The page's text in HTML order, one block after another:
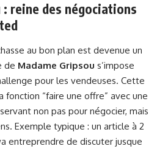
: reine des négociations
au bon plan est devenue un
de Madame Gripsou s’impose
pour les vendeuses. Cette
fonction “faire une offre” avec une
non pas pour négocier, mais
Exemple typique : un article à 2
entreprendre de discuter jusque